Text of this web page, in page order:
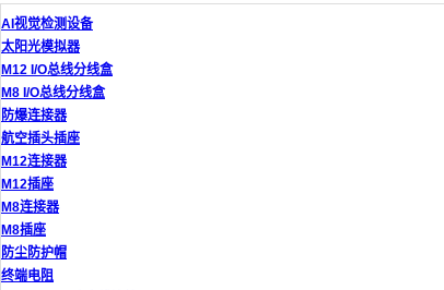
AI视觉检测设备
太阳光模拟器
M12 I/O总线分线盒
M8 I/O总线分线盒
防爆连接器
航空插头插座
M12连接器
M12插座
M8连接器
M8插座
防尘防护帽
终端电阻